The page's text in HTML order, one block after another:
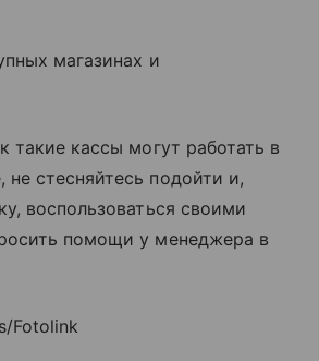
магазинах и
такие кассы могут работать в
стесняйтесь подойти и,
воспользоваться своими
помощи у менеджера в
Fotolink